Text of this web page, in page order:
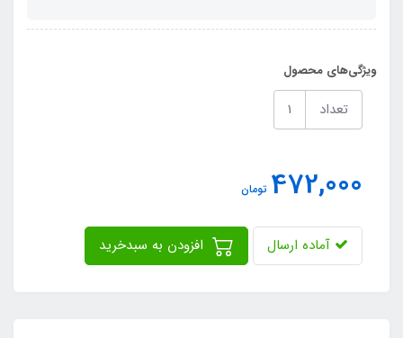
ویژگی‌های محصول
تعداد
472,000 تومان
آماده ارسال